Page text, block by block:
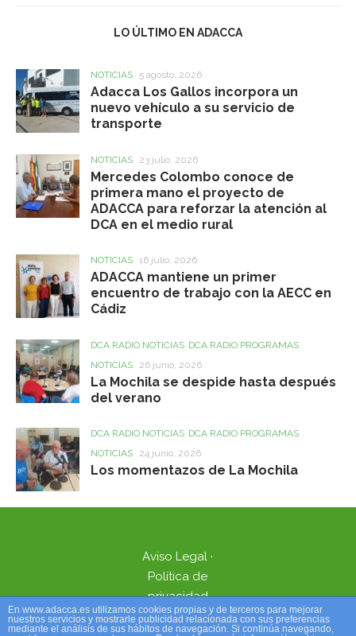
LO ÚLTIMO EN ADACCA
NOTICIAS 5 agosto, 2026
Adacca Los Gallos incorpora un
nuevo vehículo a su servicio de
transporte
NOTICIAS 23 julio, 2026
Mercedes Colombo conoce de
primera mano el proyecto de
ADACCA para reforzar la atención al
DCA en el medio rural
NOTICIAS 16 julio, 2026
ADACCA mantiene un primer
encuentro de trabajo con la AECC en
Cádiz
DCA RADIO NOTICIAS DCA RADIO PROGRAMAS
NOTICIAS
26 junio, 2026
La Mochila se despide hasta después
del verano
DCA RADIO NOTICIAS DCA RADIO PROGRAMAS
NOTICIAS
24 junio, 2026
Los momentazos de La Mochila
Aviso Legal ·
Política de
privacidad
En www.adacca.es utilizamos cookies propias y de terceros para mejorar
nuestros servicios y mostrarle publicidad relacionada con sus preferencias
mediante el análisis de sus hábitos de navegación. Si continúa navegando,